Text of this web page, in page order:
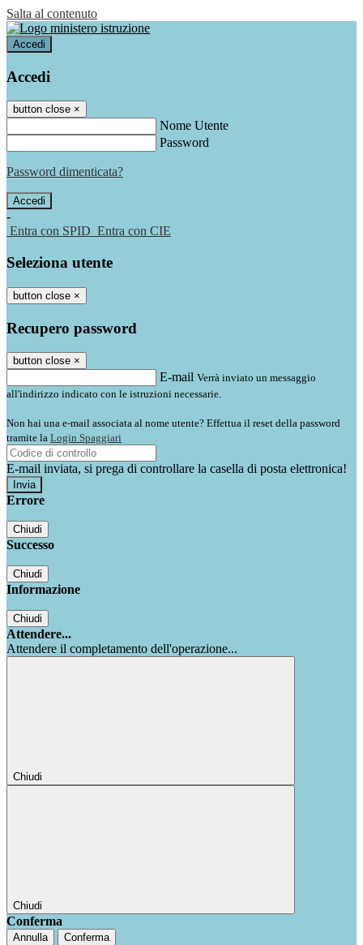
Salta al contenuto
Accedi
Accedi
button close ×
Nome Utente
Password
Password dimenticata?
-
Entra con SPID Entra con CIE
Seleziona utente
button close ×
Recupero password
button close ×
E-mail Verrà inviato un messaggio
all'indirizzo indicato con le istruzioni necessarie.
Non hai una e-mail associata al nome utente? Effettua il reset della password
tramite la Login Spaggiari
E-mail inviata, si prega di controllare la casella di posta elettronica!
Errore
Chiudi
Successo
Chiudi
Informazione
Chiudi
Attendere...
Attendere il completamento dell'operazione...
Chiudi
Chiudi
Conferma
Annulla Conferma